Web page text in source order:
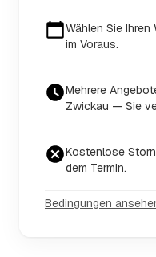
Wählen Sie
im Voraus.
Mehrere
Zwickau — Sie
Kostenlose
dem Termin.
Bedingungen